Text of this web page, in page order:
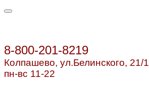
8-800-201-8219
Колпашево, ул.Белинского, 21/1
пн-вс 11-22